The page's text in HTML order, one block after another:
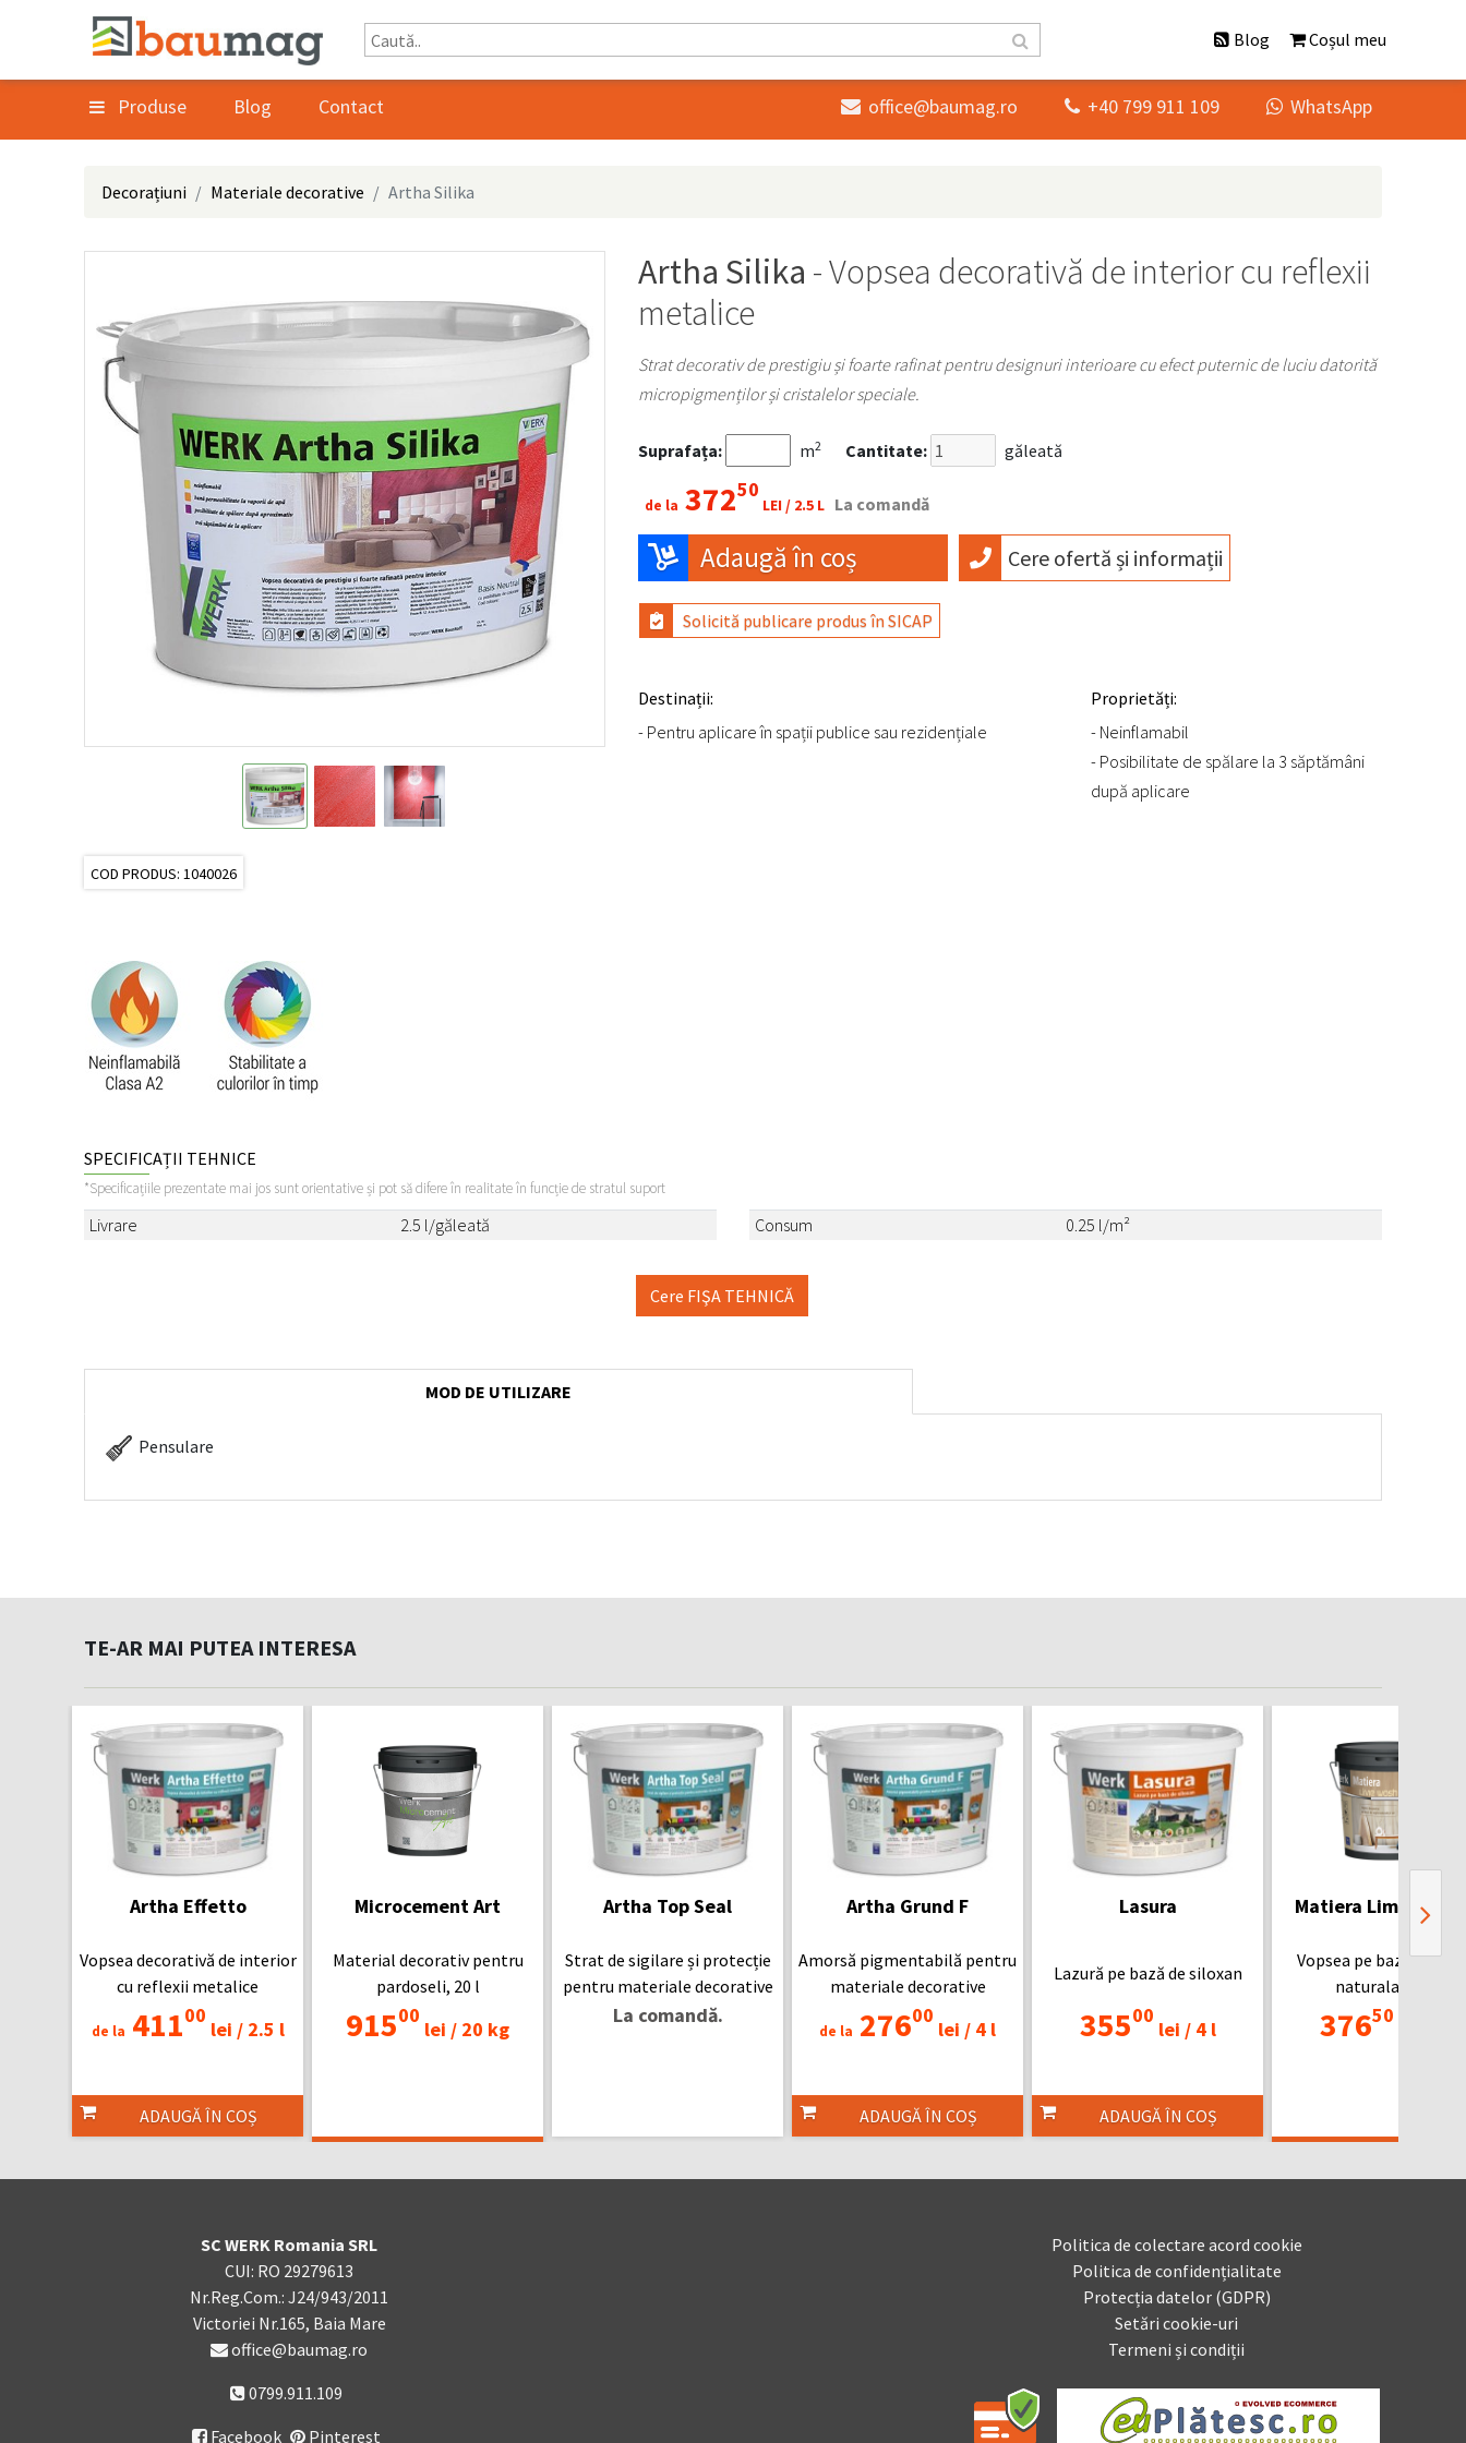
Blog Coșul meu
Produse Blog Contact  office@baumag.ro  +40 799 911 109  WhatsApp
Decorațiuni Materiale decorative Artha Silika
COD PRODUS: 1040026
Artha Silika - Vopsea decorativă de interior cu reflexii
metalice
Strat decorativ de prestigiu și foarte rafinat pentru designuri interioare cu efect puternic de luciu datorită
micropigmenților și cristalelor speciale.
Suprafața: m2 Cantitate: găleată
de la 37250
LEI / 2.5 L La comandă
Adaugă în coș Cere ofertă și informații
Solicită publicare produs în SICAP
Destinații:
- Pentru aplicare în spații publice sau rezidențiale
Proprietăți:
- Neinflamabil
- Posibilitate de spălare la 3 săptămâni
după aplicare
SPECIFICAȚII TEHNICE
*Specificațiile prezentate mai jos sunt orientative și pot să difere în realitate în funcție de stratul suport
Livrare 2.5 l/găleată Consum 0.25 l/m²
Cere FIŞA TEHNICĂ
MOD DE UTILIZARE
Pensulare
TE-AR MAI PUTEA INTERESA
Artha Effetto
Vopsea decorativă de interior
cu reflexii metalice
de la 41100
lei /2.5 l
ADAUGĂ ÎN COȘ
Microcement Art
Material decorativ pentru
pardoseli, 20 l
91500
lei / 20 kg
Artha Top Seal
Strat de sigilare și protecție
pentru materiale decorative
La comandă.
Artha Grund F
Amorsă pigmentabilă pentru
materiale decorative
de la 27600
lei / 4 l
ADAUGĂ ÎN COȘ
Lasura
Lazură pe bază de siloxan
35500
lei /4 l
ADAUGĂ ÎN COȘ
Matiera Lime Wash
Vopsea pe baza de
naturala și var
37650
SC WERK Romania SRL
CUI: RO 29279613
Nr.Reg.Com.: J24/943/2011
Victoriei Nr.165, Baia Mare
office@baumag.ro
0799.911.109
 Facebook Pinterest
Politica de colectare acord cookie
Politica de confidențialitate
Protecția datelor (GDPR)
Setări cookie-uri
Termeni și condiții